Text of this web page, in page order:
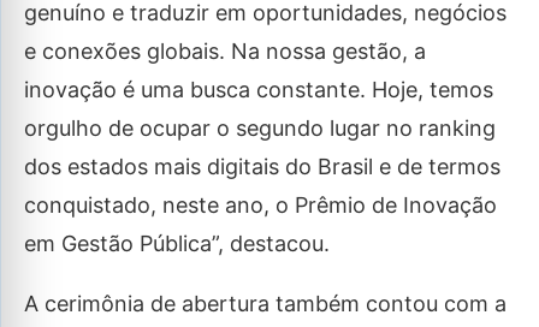
genuíno e traduzir em oportunidades, negócios
e conexões globais. Na nossa gestão, a
inovação é uma busca constante. Hoje, temos
orgulho de ocupar o segundo lugar no ranking
dos estados mais digitais do Brasil e de termos
conquistado, neste ano, o Prêmio de Inovação
em Gestão Pública”, destacou.
A cerimônia de abertura também contou com a